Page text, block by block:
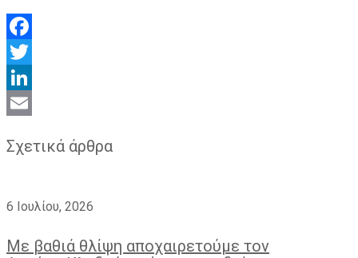
Facebook
Twitter
LinkedIn
Σχετικά άρθρα
6 Ιουλίου, 2026
Με βαθιά θλίψη αποχαιρετούμε τον